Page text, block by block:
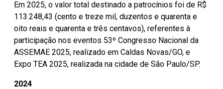
Em 2025, o valor total destinado a patrocínios foi de R$
113.248,43 (cento e treze mil, duzentos e quarenta e
oito reais e quarenta e três centavos), referentes à
participação nos eventos 53º Congresso Nacional da
ASSEMAE 2025, realizado em Caldas Novas/GO, e
Expo TEA 2025, realizada na cidade de São Paulo/SP.
2024